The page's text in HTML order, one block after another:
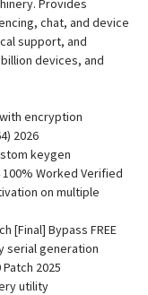
Provides
chat, and device
support, and
devices, and
encryption
2026
keygen
Worked Verified
on multiple
[Final] Bypass FREE
serial generation
2025
utility